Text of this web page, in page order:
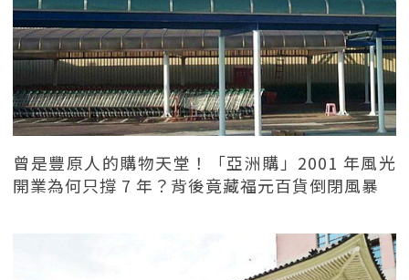
曾是豐原人的購物天堂！「亞洲購」2001 年風光
開業為何只撐 7 年？背後竟藏福元百貨倒閉風暴